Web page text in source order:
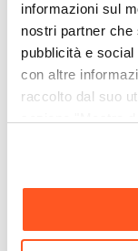
informazioni sul
nostri partner che
pubblicità e
con altre
raccolto dal suo
momento. Per
Lunghezza
16,3 cm
Materiale
Ottone
Installazione
CODICE: LAV21
Lavabo a bacinella
design moderno